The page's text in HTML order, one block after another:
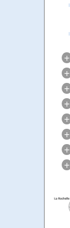
+
+
+
+
+
+
+
+